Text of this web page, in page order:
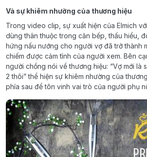
Và sự khiêm nhường của thương hiệu
Trong video clip, sự xuất hiện của Elmich
dùng thân thuộc trong căn bếp, thấu hiểu,
hứng nấu nướng cho người vợ đã trở thành
chiếm được cảm tình của người xem. Bên
người chồng nói về thương hiệu: “Vợ mới là
2 thôi” thể hiện sự khiêm nhường của
phía sau để tôn vinh vai trò của người phụ